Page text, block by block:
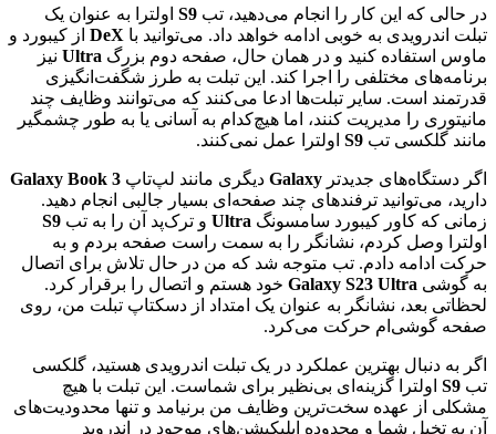
در حالی که این کار را انجام می‌دهید، تب S9 اولترا به عنوان یک
تبلت اندرویدی به خوبی ادامه خواهد داد. می‌توانید با DeX از کیبورد و
ماوس استفاده کنید و در همان حال، صفحه دوم بزرگ Ultra نیز
برنامه‌های مختلفی را اجرا کند. این تبلت به طرز شگفت‌انگیزی
قدرتمند است. سایر تبلت‌ها ادعا می‌کنند که می‌توانند وظایف چند
مانیتوری را مدیریت کنند، اما هیچ‌کدام به آسانی یا به طور چشمگیر
مانند گلکسی تب S9 اولترا عمل نمی‌کنند.
اگر دستگاه‌های جدیدتر Galaxy دیگری مانند لپ‌تاپ Galaxy Book 3
دارید، می‌توانید ترفندهای چند صفحه‌ای بسیار جالبی انجام دهید.
زمانی که کاور کیبورد سامسونگ Ultra و ترک‌پد آن را به تب S9
اولترا وصل کردم، نشانگر را به سمت راست صفحه بردم و به
حرکت ادامه دادم. تب متوجه شد که من در حال تلاش برای اتصال
به گوشی Galaxy S23 Ultra خود هستم و اتصال را برقرار کرد.
لحظاتی بعد، نشانگر به عنوان یک امتداد از دسکتاپ تبلت من، روی
صفحه گوشی‌ام حرکت می‌کرد.
اگر به دنبال بهترین عملکرد در یک تبلت اندرویدی هستید، گلکسی
تب S9 اولترا گزینه‌ای بی‌نظیر برای شماست. این تبلت با هیچ
مشکلی از عهده سخت‌ترین وظایف من برنیامد و تنها محدودیت‌های
آن به تخیل شما و محدوده اپلیکیشن‌های موجود در اندروید